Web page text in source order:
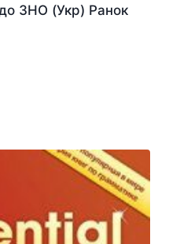
до ЗНО (Укр) Ранок